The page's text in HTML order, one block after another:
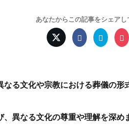
あなたからこの記事をシェアし
なる文化や宗教における葬儀の
異なる文化の尊重や理解を深め